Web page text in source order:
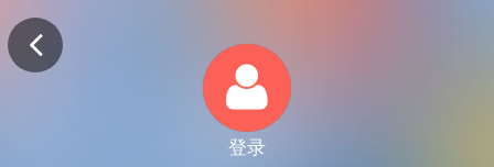
登录